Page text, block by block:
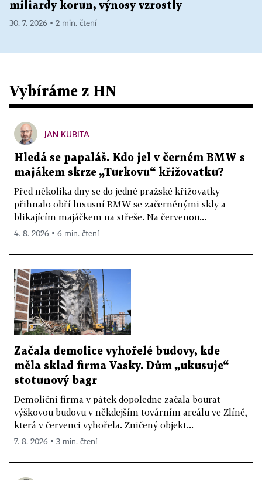
miliardy korun, výnosy vzrostly
30. 7. 2026 ▪ 2 min. čtení
Vybíráme z HN
JAN KUBITA
Hledá se papaláš. Kdo jel v černém BMW s
majákem skrze „Turkovu“ křižovatku?
Před několika dny se do jedné pražské křižovatky
přihnalo obří luxusní BMW se začerněnými skly a
blikajícím majáčkem na střeše. Na červenou...
4. 8. 2026 ▪ 6 min. čtení
Začala demolice vyhořelé budovy, kde
měla sklad firma Vasky. Dům „ukusuje“
stotunový bagr
Demoliční firma v pátek dopoledne začala bourat
výškovou budovu v někdejším továrním areálu ve Zlíně,
která v červenci vyhořela. Zničený objekt...
7. 8. 2026 ▪ 3 min. čtení